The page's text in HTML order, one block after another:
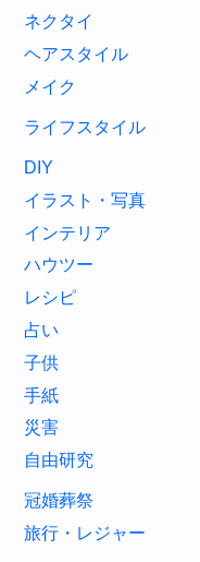
ネクタイ
ヘアスタイル
メイク
ライフスタイル
DIY
イラスト・写真
インテリア
ハウツー
レシピ
占い
子供
手紙
災害
自由研究
冠婚葬祭
旅行・レジャー